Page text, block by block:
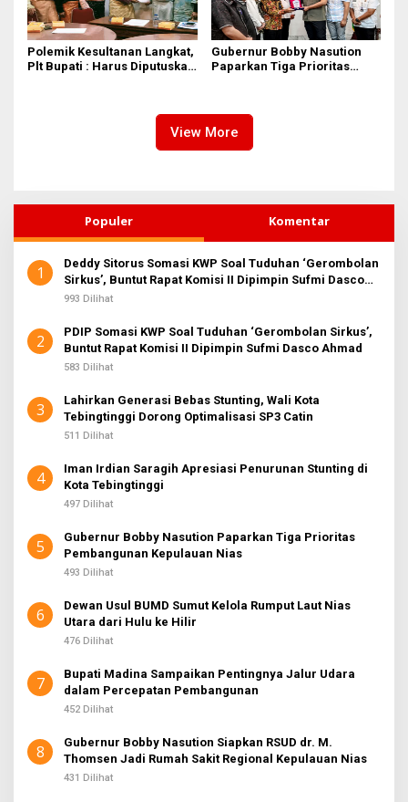
Polemik Kesultanan Langkat,
Plt Bupati : Harus Diputuskan
Gubernur Bobby Nasution
Paparkan Tiga Prioritas
View More
Populer Komentar
1
Deddy Sitorus Somasi KWP Soal Tuduhan ‘Gerombolan
Sirkus’, Buntut Rapat Komisi II Dipimpin Sufmi Dasco
Ahmad
993 Dilihat
2
PDIP Somasi KWP Soal Tuduhan ‘Gerombolan Sirkus’,
Buntut Rapat Komisi II Dipimpin Sufmi Dasco Ahmad
583 Dilihat
3
Lahirkan Generasi Bebas Stunting, Wali Kota
Tebingtinggi Dorong Optimalisasi SP3 Catin
511 Dilihat
4
Iman Irdian Saragih Apresiasi Penurunan Stunting di
Kota Tebingtinggi
497 Dilihat
5
Gubernur Bobby Nasution Paparkan Tiga Prioritas
Pembangunan Kepulauan Nias
493 Dilihat
6
Dewan Usul BUMD Sumut Kelola Rumput Laut Nias
Utara dari Hulu ke Hilir
476 Dilihat
7
Bupati Madina Sampaikan Pentingnya Jalur Udara
dalam Percepatan Pembangunan
452 Dilihat
8
Gubernur Bobby Nasution Siapkan RSUD dr. M.
Thomsen Jadi Rumah Sakit Regional Kepulauan Nias
431 Dilihat